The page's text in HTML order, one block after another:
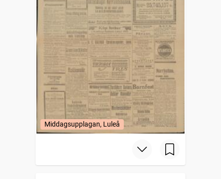
Middagsupplagan, Luleå